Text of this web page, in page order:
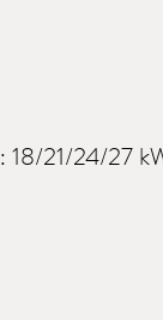
: 18/21/24/27